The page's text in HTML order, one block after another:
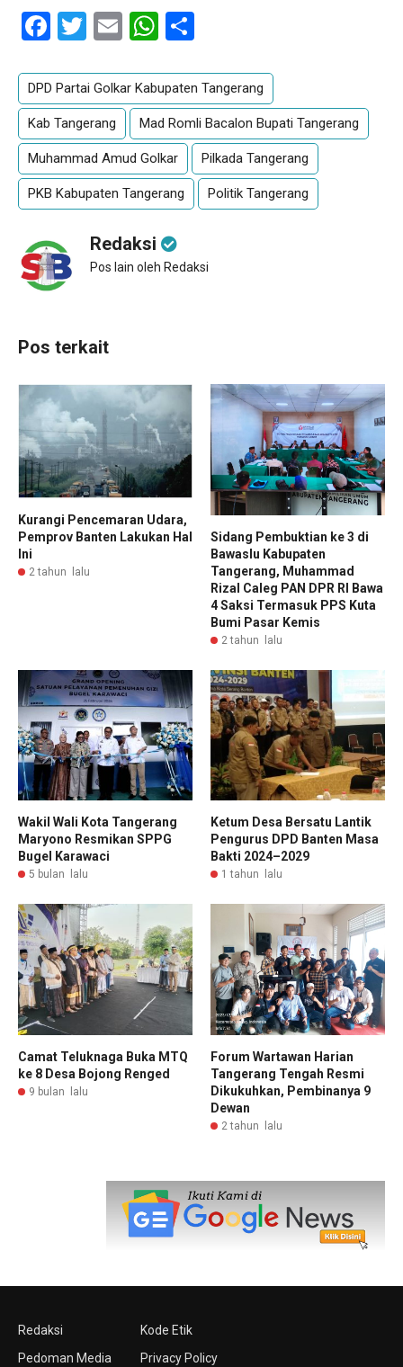
Facebook
Twitter
EmailWhatsApp
DPD Partai Golkar Kabupaten Tangerang
Kab Tangerang Mad Romli Bacalon Bupati Tangerang
Muhammad Amud Golkar Pilkada Tangerang
PKB Kabupaten Tangerang Politik Tangerang
Redaksi
Pos lain oleh Redaksi
Pos terkait
Kurangi Pencemaran Udara,
Pemprov Banten Lakukan Hal
Ini
2 tahun lalu
Sidang Pembuktian ke 3 di
Bawaslu Kabupaten
Tangerang, Muhammad
Rizal Caleg PAN DPR RI Bawa
4 Saksi Termasuk PPS Kuta
Bumi Pasar Kemis
2 tahun lalu
Wakil Wali Kota Tangerang
Maryono Resmikan SPPG
Bugel Karawaci
5 bulan lalu
Ketum Desa Bersatu Lantik
Pengurus DPD Banten Masa
Bakti 2024–2029
1 tahun lalu
Camat Teluknaga Buka MTQ
ke 8 Desa Bojong Renged
9 bulan lalu
Forum Wartawan Harian
Tangerang Tengah Resmi
Dikukuhkan, Pembinanya 9
Dewan
2 tahun lalu
Redaksi
Pedoman Media
Kode Etik
Privacy Policy